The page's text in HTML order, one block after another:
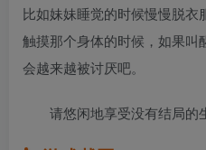
比如妹妹睡觉的时候慢慢脱
触摸那个身体的时候，如果
会越来越被讨厌吧。
请悠闲地享受没有结局的